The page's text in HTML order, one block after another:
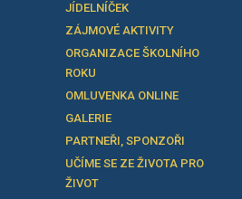
JÍDELNÍČEK
ZÁJMOVÉ AKTIVITY
ORGANIZACE ŠKOLNÍHO
ROKU
OMLUVENKA ONLINE
GALERIE
PARTNEŘI, SPONZOŘI
UČÍME SE ZE ŽIVOTA PRO
ŽIVOT